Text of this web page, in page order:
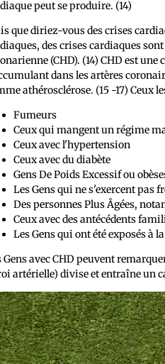
peut se produire. (14)
que diriez-vous des crises
des crises cardiaques
(CHD). (14) CHD est
dans les artères
athérosclérose. (15 -17) Ceux
Fumeurs
Ceux qui mangent un régime
Ceux avec l'hypertension
Ceux avec du diabète
Gens De Poids Excessif ou
Les Gens qui ne s'exercent pas
Des personnes Plus Âgées,
Ceux avec des antécédents
Les Gens qui ont été exposés à
Gens avec CHD peuvent
artérielle) divise et entraîne un